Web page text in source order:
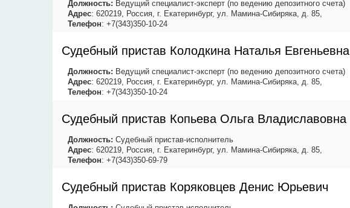
Должность: Ведущий специалист-эксперт (по ведению депозитного счета)
Адрес: 620219, Россия, г. Екатеринбург, ул. Мамина-Сибиряка, д. 85,
Телефон: +7(343)350-10-24
Судебный пристав Колодкина Наталья Евгеньевна
Должность: Ведущий специалист-эксперт (по ведению депозитного счета)
Адрес: 620219, Россия, г. Екатеринбург, ул. Мамина-Сибиряка, д. 85,
Телефон: +7(343)350-10-24
Судебный пристав Копьева Ольга Владиславовна
Должность: Судебный пристав-исполнитель
Адрес: 620219, Россия, г. Екатеринбург, ул. Мамина-Сибиряка, д. 85,
Телефон: +7(343)350-69-79
Судебный пристав Коряковцев Денис Юрьевич